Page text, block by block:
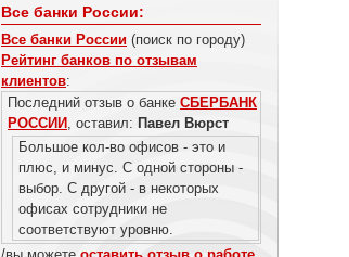
Все банки России:
Все банки России (поиск по городу)
Рейтинг банков по отзывам
клиентов:
Последний отзыв о банке СБЕРБАНК
РОССИИ , оставил: Павел Вюрст
Большое кол-во офисов - это и
плюс, и минус. С одной стороны -
выбор. С другой - в некоторых
офисах сотрудники не
соответствуют уровню.